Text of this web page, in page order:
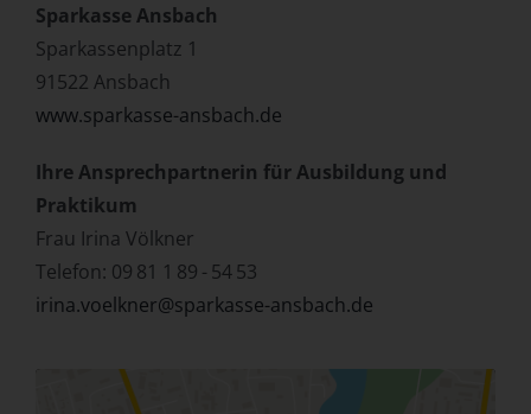
Sparkasse Ansbach
Sparkassenplatz 1
91522 Ansbach
www.sparkasse-ansbach.de
Ihre Ansprechpartnerin für Ausbildung und
Praktikum
Frau Irina Völkner
Telefon: 09 81 1 89 - 54 53
irina.voelkner@sparkasse-ansbach.de